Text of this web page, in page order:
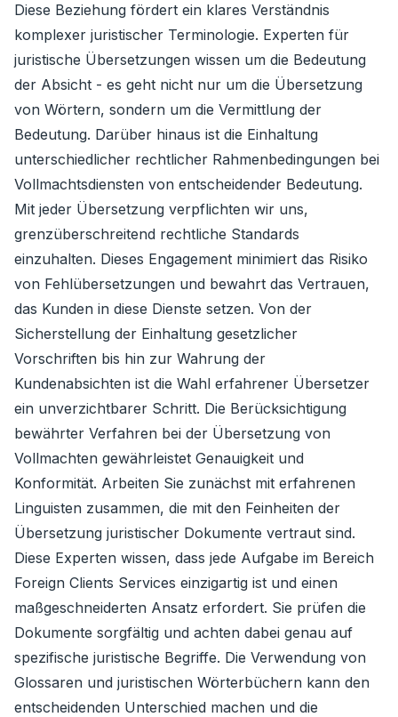
Diese Beziehung fördert ein klares Verständnis
komplexer juristischer Terminologie. Experten für
juristische Übersetzungen wissen um die Bedeutung
der Absicht - es geht nicht nur um die Übersetzung
von Wörtern, sondern um die Vermittlung der
Bedeutung. Darüber hinaus ist die Einhaltung
unterschiedlicher rechtlicher Rahmenbedingungen bei
Vollmachtsdiensten von entscheidender Bedeutung.
Mit jeder Übersetzung verpflichten wir uns,
grenzüberschreitend rechtliche Standards
einzuhalten. Dieses Engagement minimiert das Risiko
von Fehlübersetzungen und bewahrt das Vertrauen,
das Kunden in diese Dienste setzen. Von der
Sicherstellung der Einhaltung gesetzlicher
Vorschriften bis hin zur Wahrung der
Kundenabsichten ist die Wahl erfahrener Übersetzer
ein unverzichtbarer Schritt. Die Berücksichtigung
bewährter Verfahren bei der Übersetzung von
Vollmachten gewährleistet Genauigkeit und
Konformität. Arbeiten Sie zunächst mit erfahrenen
Linguisten zusammen, die mit den Feinheiten der
Übersetzung juristischer Dokumente vertraut sind.
Diese Experten wissen, dass jede Aufgabe im Bereich
Foreign Clients Services einzigartig ist und einen
maßgeschneiderten Ansatz erfordert. Sie prüfen die
Dokumente sorgfältig und achten dabei genau auf
spezifische juristische Begriffe. Die Verwendung von
Glossaren und juristischen Wörterbüchern kann den
entscheidenden Unterschied machen und die